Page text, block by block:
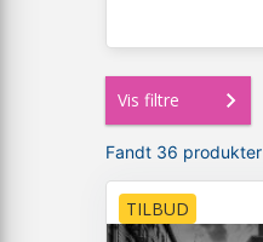
Vis filtre
Fandt 36 produkter
TILBUD